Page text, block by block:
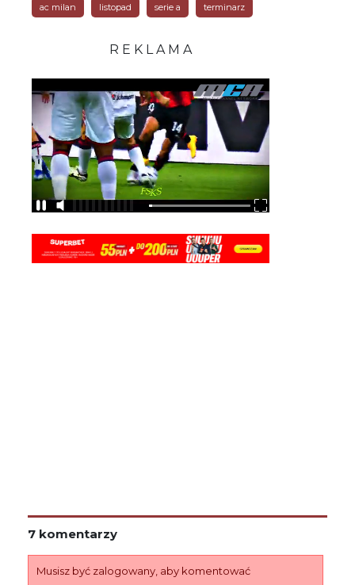
ac milan listopad serie a terminarz
R E K L A M A
7 komentarzy
Musisz być zalogowany, aby komentować